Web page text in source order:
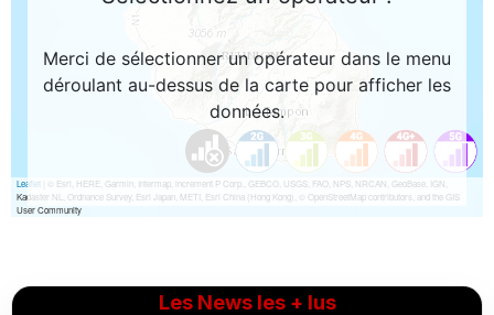
Les News les + lus